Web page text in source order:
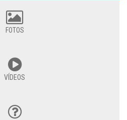
FOTOS
VÍDEOS